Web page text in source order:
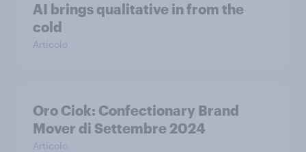
AI brings qualitative in from the
cold
Articolo
Oro Ciok: Confectionary Brand
Mover di Settembre 2024
Articolo